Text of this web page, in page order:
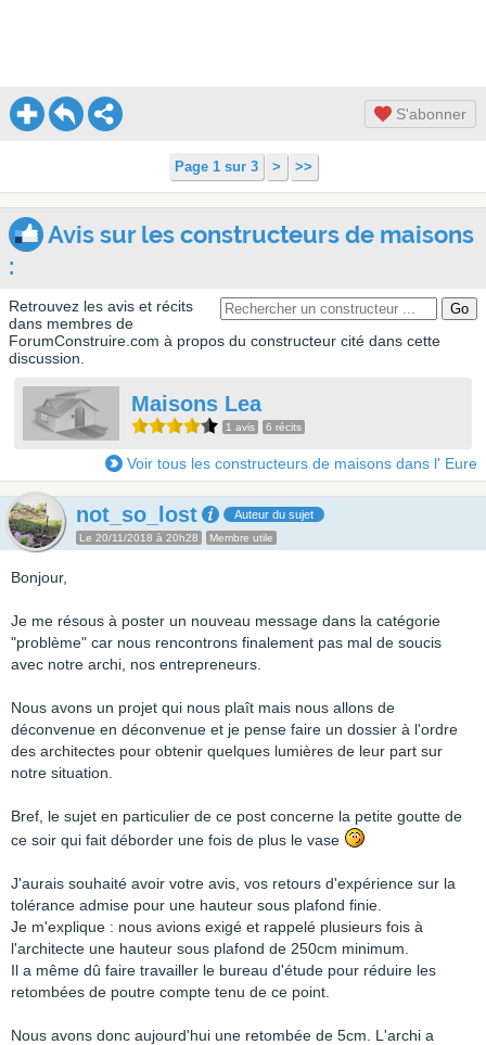
S'abonner
Page 1 sur 3 > >>
Avis sur les constructeurs de maisons
:
Retrouvez les avis et récits
dans membres de
ForumConstruire.com à propos du constructeur cité dans cette
discussion.
Maisons Lea
1 avis 6 récits
Voir tous les constructeurs de maisons dans l' Eure
not_so_lost Auteur du sujet
Le 20/11/2018 à 20h28 Membre utile
Bonjour,
Je me résous à poster un nouveau message dans la catégorie
"problème" car nous rencontrons finalement pas mal de soucis
avec notre archi, nos entrepreneurs.
Nous avons un projet qui nous plaît mais nous allons de
déconvenue en déconvenue et je pense faire un dossier à l'ordre
des architectes pour obtenir quelques lumières de leur part sur
notre situation.
Bref, le sujet en particulier de ce post concerne la petite goutte de
ce soir qui fait déborder une fois de plus le vase
J'aurais souhaité avoir votre avis, vos retours d'expérience sur la
tolérance admise pour une hauteur sous plafond finie.
Je m'explique : nous avions exigé et rappelé plusieurs fois à
l'architecte une hauteur sous plafond de 250cm minimum.
Il a même dû faire travailler le bureau d'étude pour réduire les
retombées de poutre compte tenu de ce point.
Nous avons donc aujourd'hui une retombée de 5cm. L'archi a